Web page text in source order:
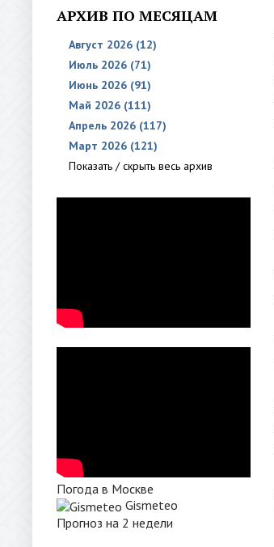
АРХИВ ПО МЕСЯЦАМ
Август 2026 (12)
Июль 2026 (71)
Июнь 2026 (91)
Май 2026 (111)
Апрель 2026 (117)
Март 2026 (121)
Показать / скрыть весь архив
Погода в Москве
Gismeteo
Прогноз на 2 недели